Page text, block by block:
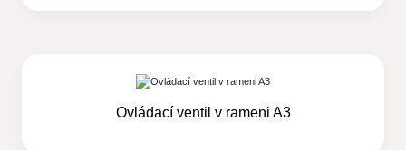
Ovládací ventil v rameni A3